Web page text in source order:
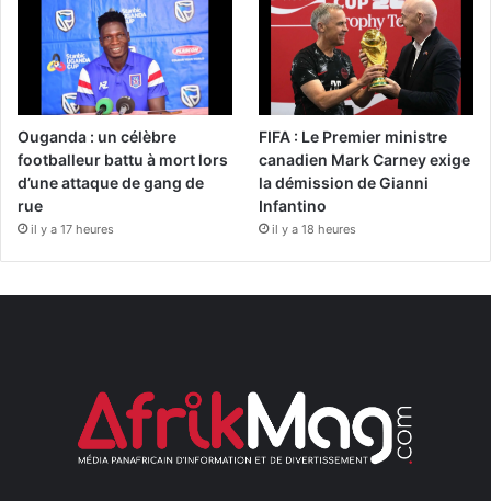
Ouganda : un célèbre
footballeur battu à mort lors
d’une attaque de gang de
rue
il y a 17 heures
FIFA : Le Premier ministre
canadien Mark Carney exige
la démission de Gianni
Infantino
il y a 18 heures